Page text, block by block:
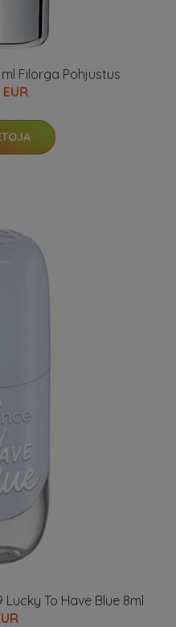
Filorga Pohjustus
Lucky To Have Blue 8ml